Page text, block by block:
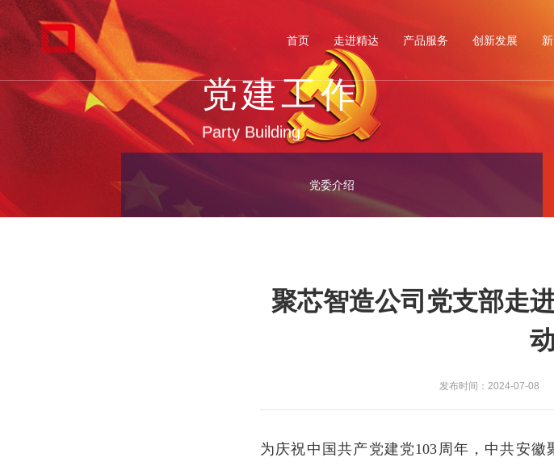
首页 走进精达 产品服务 创新发展
党建工作
Party Building
党委介绍
聚芯智造公司党支部走
动
发布时间：2024-07-08
为庆祝中国共产党建党103周年，中共安